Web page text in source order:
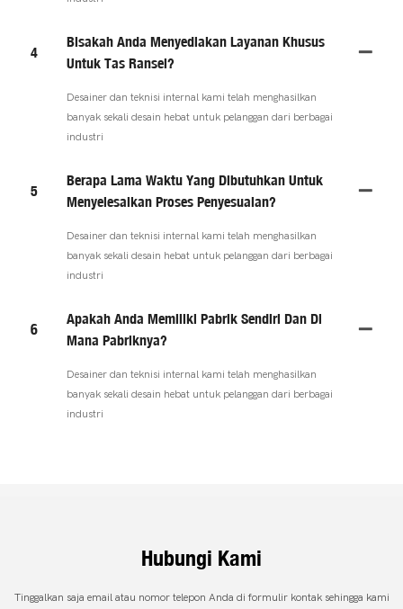
4
Bisakah Anda Menyediakan Layanan Khusus
Untuk Tas Ransel?
Desainer dan teknisi internal kami telah menghasilkan
banyak sekali desain hebat untuk pelanggan dari berbagai
industri
5
Berapa Lama Waktu Yang Dibutuhkan Untuk
Menyelesaikan Proses Penyesuaian?
Desainer dan teknisi internal kami telah menghasilkan
banyak sekali desain hebat untuk pelanggan dari berbagai
industri
6
Apakah Anda Memiliki Pabrik Sendiri Dan Di
Mana Pabriknya?
Desainer dan teknisi internal kami telah menghasilkan
banyak sekali desain hebat untuk pelanggan dari berbagai
industri
Hubungi Kami
Tinggalkan saja email atau nomor telepon Anda di formulir kontak sehingga kami